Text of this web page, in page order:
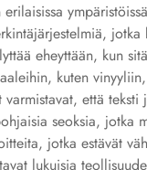
eheyttään, kun
kuten
että
seoksia, jotka
jotka estävät
lukuisia